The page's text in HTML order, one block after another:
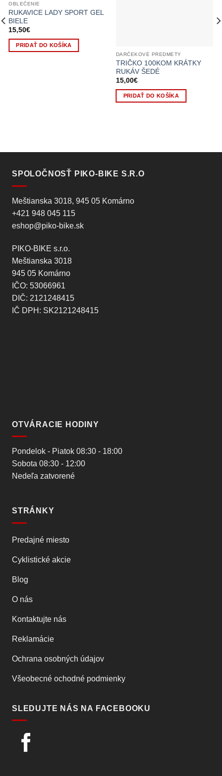
OBLEČENIE
RUKAVICE LADY SPORT GEL
BIELE
15,50€
PRIDAŤ DO KOŠÍKA
DARČEKOVÉ PREDMETY
TRIČKO 100KOM KRÁTKY
RUKÁV ŠEDÉ
15,00€
PRIDAŤ DO KOŠÍKA
SPOLOČNOSŤ PIKO-BIKE S.R.O
Meštianska 3018, 945 05 Komárno
+421 948 045 115
eshop@piko-bike.sk
PIKO-BIKE s.r.o.
Meštianska 3018
945 05 Komárno
IČO: 53066961
DIČ: 2121248415
IČ DPH: SK2121248415
OTVÁRACIE HODINY
Pondelok - Piatok 08:30 - 18:00
Sobota 08:30 - 12:00
Nedeľa zatvorené
STRÁNKY
Predajné miesto
Cyklistické akcie
Blog
O nás
Kontaktujte nás
Reklamácie
Ochrana osobných údajov
Všeobecné ochodné podmienky
SLEDUJTE NÁS NA FACEBOOKU